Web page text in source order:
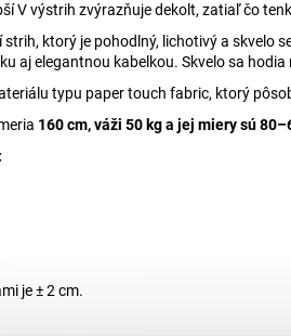
V výstrih zvýrazňuje dekolt, zatiaľ čo
strih, ktorý je pohodlný, lichotivý a skvelo
aj elegantnou kabelkou. Skvelo sa
typu paper touch fabric, ktorý
160 cm, váži 50 kg a jej miery sú
je ± 2 cm.